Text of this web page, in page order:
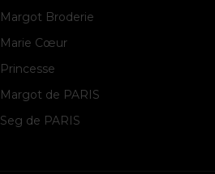
Margot Broderie
Marie Cœur
Princesse
Margot de PARIS
Seg de PARIS